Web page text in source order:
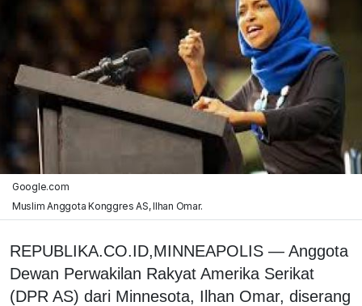
Google.com
Muslim Anggota Konggres AS, Ilhan Omar.
REPUBLIKA.CO.ID,MINNEAPOLIS — Anggota
Dewan Perwakilan Rakyat Amerika Serikat
(DPR AS) dari Minnesota, Ilhan Omar, diserang